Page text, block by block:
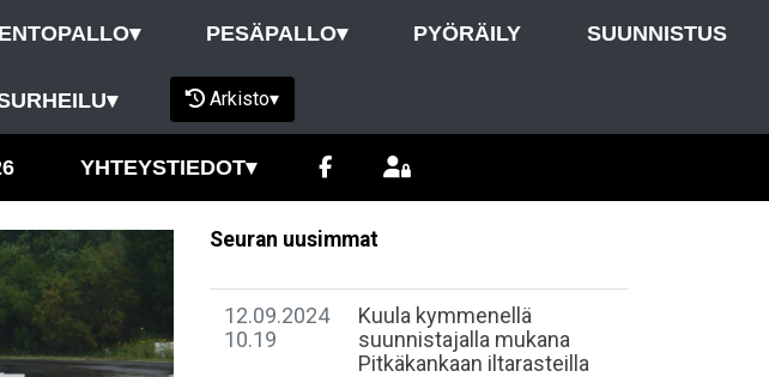
▾ PESÄPALLO▾ PYÖRÄILY SUUNNISTUS
▾ Arkisto▾
YHTEYSTIEDOT▾
Seuran uusimmat
12.09.2024
10.19
​Kuula kymmenellä
suunnistajalla mukana
Pitkäkankaan iltarasteilla